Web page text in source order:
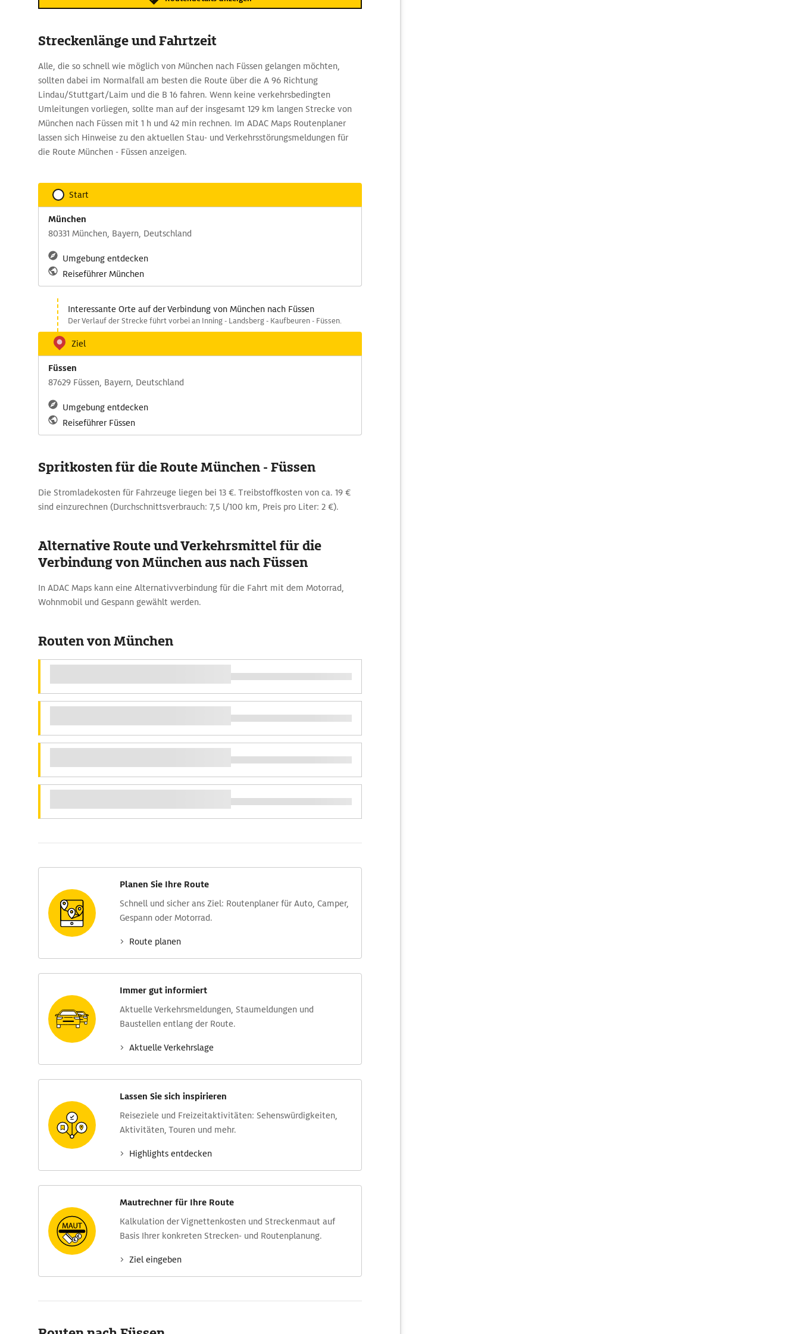
Streckenlänge und Fahrtzeit
Alle, die so schnell wie möglich von München nach Füssen gelangen möchten,
sollten dabei im Normalfall am besten die Route über die A 96 Richtung
Lindau/Stuttgart/Laim und die B 16 fahren. Wenn keine verkehrsbedingten
Umleitungen vorliegen, sollte man auf der insgesamt 129 km langen Strecke von
München nach Füssen mit 1 h und 42 min rechnen. Im ADAC Maps Routenplaner
lassen sich Hinweise zu den aktuellen Stau- und Verkehrsstörungsmeldungen für
die Route München - Füssen anzeigen.
Start
München
80331 München, Bayern, Deutschland
Umgebung entdecken
Reiseführer München
Interessante Orte auf der Verbindung von München nach Füssen
Der Verlauf der Strecke führt vorbei an Inning - Landsberg - Kaufbeuren - Füssen.
Ziel
Füssen
87629 Füssen, Bayern, Deutschland
Umgebung entdecken
Reiseführer Füssen
Spritkosten für die Route München - Füssen
Die Stromladekosten für Fahrzeuge liegen bei 13 €. Treibstoffkosten von ca. 19 €
sind einzurechnen (Durchschnittsverbrauch: 7,5 l/100 km, Preis pro Liter: 2 €).
Alternative Route und Verkehrsmittel für die
Verbindung von München aus nach Füssen
In ADAC Maps kann eine Alternativverbindung für die Fahrt mit dem Motorrad,
Wohnmobil und Gespann gewählt werden.
Routen von München
Planen Sie Ihre Route
Schnell und sicher ans Ziel: Routen­planer für Auto, Camper,
Gespann oder Motorrad.
Route planen
Immer gut informiert
Aktuelle Verkehrs­meldungen, Stau­meldungen und
Baustellen entlang der Route.
Aktuelle Verkehrs­lage
Lassen Sie sich inspirieren
Reise­ziele und Freizeit­aktivitäten: Sehens­würdig­keiten,
Aktivitäten, Touren und mehr.
Highlights entdecken
Mautrechner für Ihre Route
Kalkulation der Vignettenkosten und Streckenmaut auf
Basis Ihrer konkreten Strecken- und Routenplanung.
Ziel eingeben